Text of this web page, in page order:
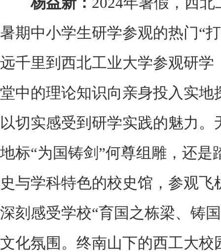
暑期中小学生研学参观的热门“
远千里到西北工业大学参观研学
堂中的理论知识向亲身投入实地
以切实感受到研学实践的魅力
地标“为国铸剑”何尊组雕，还是
史与学科特色的校史馆，参观
深刻感受学校“育国之栋梁、铸
文化氛围。终南山下的西工大校